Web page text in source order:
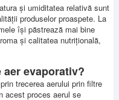
și umiditatea relativă sunt
produselor proaspete. La
își păstrează mai bine
și calitatea nutrițională,
evaporativ?
trecerea aerului prin filtre
acest proces aerul se